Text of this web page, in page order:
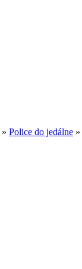
» Police do jedálne »